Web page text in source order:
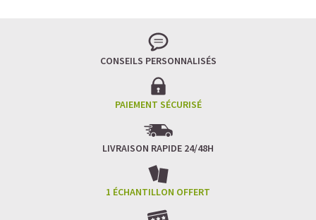
CONSEILS PERSONNALISÉS
PAIEMENT SÉCURISÉ
LIVRAISON RAPIDE 24/48H
1 ÉCHANTILLON OFFERT